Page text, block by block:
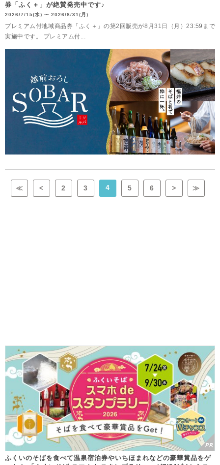
券「ふく＋」が絶賛発売中です♪
2026/7/15(水) 〜 2026/8/31(月)
プレミアム付地域商品券「ふく＋」の第2回販売が8月31日（月）23:59まで
実施中です。 プレミアム付...
≪ < 2 3 4 5 6 > ≫
ふくいのそばを食べて温泉宿泊券やいちほまれなどの豪華賞品をゲ